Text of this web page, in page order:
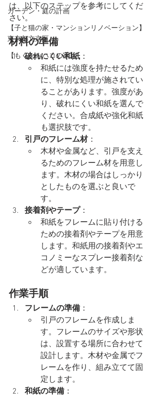
ガーデン・庭の計画
【子と猫の家・マンションリノベーション】
東京都文京区
【もくかみハコの家】
は、以下のステップを参考にしてくだ
さい。
材料の準備
破れにくい和紙 ：
和紙には強度を持たせるため
に、特別な処理が施されてい
ることがあります。強度があ
り、破れにくい和紙を選んで
ください。合成紙や強化和紙
も選択肢です。
引戸のフレーム材：
木材や金属など、引戸を支え
るためのフレーム材を用意し
ます。木材の場合はしっかり
としたものを選ぶと良いで
す。
接着剤やテープ：
和紙をフレームに貼り付ける
ための接着剤やテープを用意
します。和紙用の接着剤やエ
コノミーなスプレー接着剤な
どが適しています。
作業手順
フレームの準備 ：
引戸のフレームを作成しま
す。フレームのサイズや形状
は、設置する場所に合わせて
設計します。木材や金属でフ
レームを作り、組み立てて固
定します。
和紙の準備 ：